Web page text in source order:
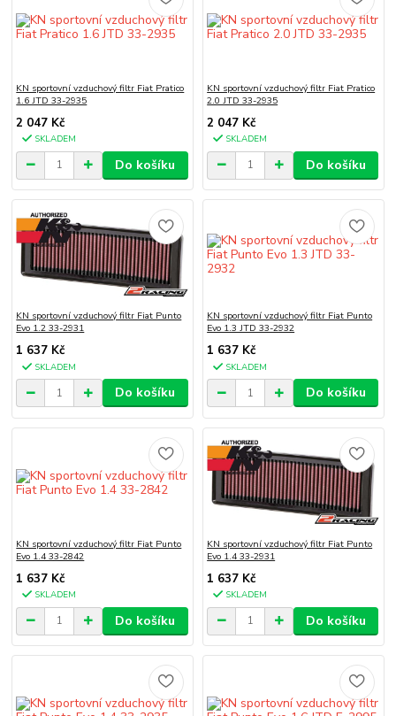
KN sportovní vzduchový filtr Fiat Pratico
1.6 JTD 33-2935
2 047 Kč
SKLADEM
Do košíku
KN sportovní vzduchový filtr Fiat Pratico
2.0 JTD 33-2935
2 047 Kč
SKLADEM
Do košíku
KN sportovní vzduchový filtr Fiat Punto
Evo 1.2 33-2931
1 637 Kč
SKLADEM
Do košíku
KN sportovní vzduchový filtr Fiat Punto
Evo 1.3 JTD 33-2932
1 637 Kč
SKLADEM
Do košíku
KN sportovní vzduchový filtr Fiat Punto
Evo 1.4 33-2842
1 637 Kč
SKLADEM
Do košíku
KN sportovní vzduchový filtr Fiat Punto
Evo 1.4 33-2931
1 637 Kč
SKLADEM
Do košíku